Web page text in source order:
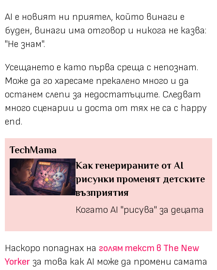
AI е новият ни приятел, който винаги е
буден, винаги има отговор и никога не казва:
"Не знам".
Усещането е като първа среща с непознат.
Може да го харесаме прекалено много и да
останем слепи за недостатъците. Следват
много сценарии и доста от тях не са с happy
end.
TechMama
Как генерираните от AI
рисунки променят детските
възприятия
Когато AI "рисува" за децата
Наскоро попаднах на голям текст в The New
Yorker за това как AI може да промени самата